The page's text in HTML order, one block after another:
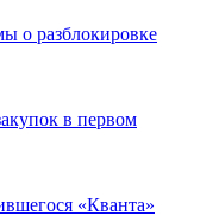
о разблокировке
в первом
«Кванта»